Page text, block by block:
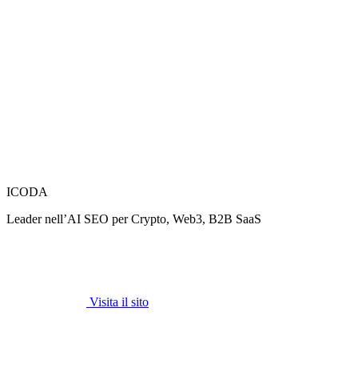
ICODA
Leader nell’AI SEO per Crypto, Web3, B2B SaaS
Visita il sito